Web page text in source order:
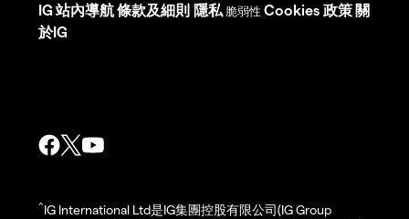
IG 站內導航條款及細則 隱私 脆弱性 Cookies 政策 關
於IG
^IG International Ltd是IG集團控股有限公司(IG Group